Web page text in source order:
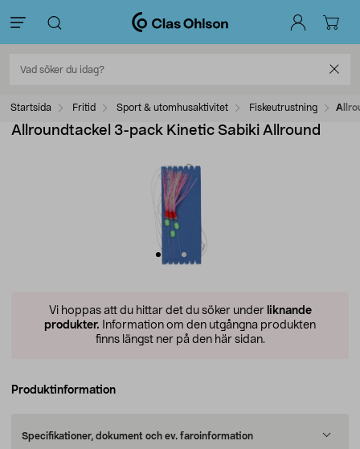
Startsida Fritid Sport & utomhusaktivitet Fiskeutrustning
Allroundtackel 3-pack Kinetic Sabiki Allround
Vi hoppas att du hittar det du söker under liknande
produkter. Information om den utgångna produkten
finns längst ner på den här sidan.
Produktinformation
Specifikationer, dokument och ev. faroinformation